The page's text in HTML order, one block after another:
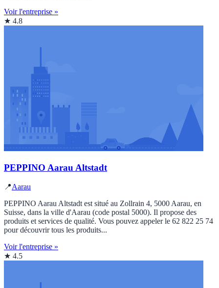
Voir l'entreprise »
★ 4.8
PEPPINO Aarau Altstadt
📍Aarau
PEPPINO Aarau Altstadt est situé au Zollrain 4, 5000 Aarau, en
Suisse, dans la ville d'Aarau (code postal 5000). Il propose des
produits et services de qualité. Vous pouvez appeler le 62 822 25 74
pour découvrir tous les produits...
Voir l'entreprise »
★ 4.5